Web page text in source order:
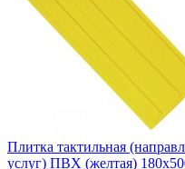
Плитка тактильная
услуг) ПВХ (желтая)